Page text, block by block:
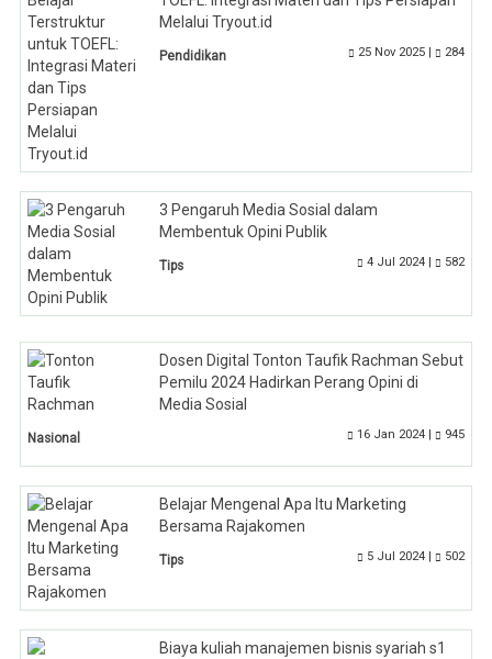
Melalui Tryout.id
Pendidikan 25 Nov 2025 | 284
3 Pengaruh Media Sosial dalam
Membentuk Opini Publik
Tips 4 Jul 2024 | 582
Dosen Digital Tonton Taufik Rachman Sebut
Pemilu 2024 Hadirkan Perang Opini di
Media Sosial
Nasional 16 Jan 2024 | 945
Belajar Mengenal Apa Itu Marketing
Bersama Rajakomen
Tips 5 Jul 2024 | 502
Biaya kuliah manajemen bisnis syariah s1